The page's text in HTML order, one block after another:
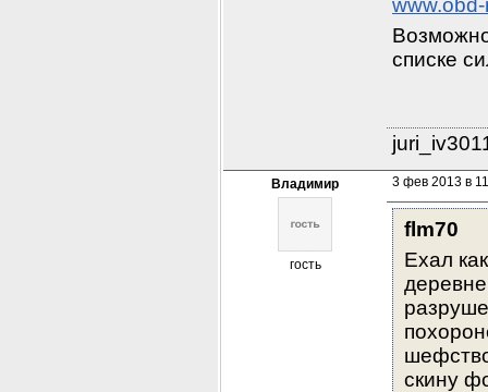
списке
Владимир
гость
3 фев 2013 в
flm70
Ехал
скину